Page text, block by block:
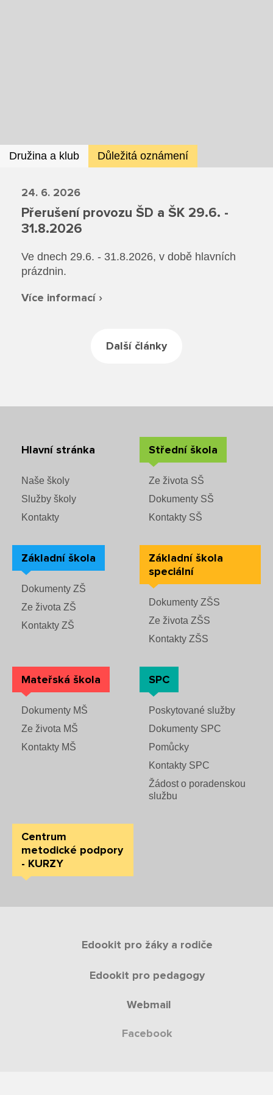
Družina a klub Důležitá oznámení
24. 6. 2026
Přerušení provozu ŠD a ŠK 29.6. -
31.8.2026
Ve dnech 29.6. - 31.8.2026, v době hlavních
prázdnin.
Více informací ›
Další články
Hlavní stránka
Naše školy
Služby školy
Kontakty
Střední škola
Ze života SŠ
Dokumenty SŠ
Kontakty SŠ
Základní škola
Dokumenty ZŠ
Ze života ZŠ
Kontakty ZŠ
Základní škola
speciální
Dokumenty ZŠS
Ze života ZŠS
Kontakty ZŠS
Mateřská škola
Dokumenty MŠ
Ze života MŠ
Kontakty MŠ
SPC
Poskytované služby
Dokumenty SPC
Pomůcky
Kontakty SPC
Žádost o poradenskou
službu
Centrum
metodické podpory
- KURZY
Edookit pro žáky a rodiče
Edookit pro pedagogy
Webmail
Facebook